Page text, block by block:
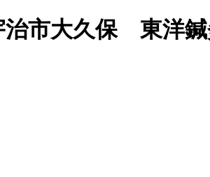
市大久保 東洋